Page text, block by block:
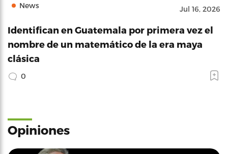
News Jul 16, 2026
Identifican en Guatemala por primera vez el
nombre de un matemático de la era maya
clásica
0
Opiniones